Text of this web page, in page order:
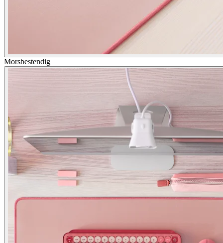
Morsbestendig